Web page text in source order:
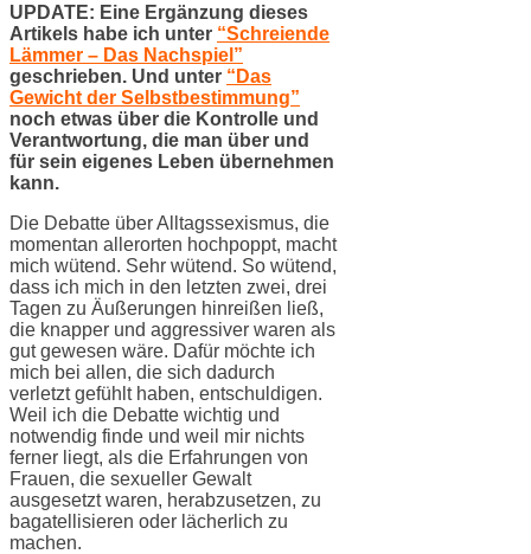
UPDATE: Eine Ergänzung dieses
Artikels habe ich unter “Schreiende
Lämmer – Das Nachspiel”
geschrieben. Und unter “Das
Gewicht der Selbstbestimmung”
noch etwas über die Kontrolle und
Verantwortung, die man über und
für sein eigenes Leben übernehmen
kann.
Die Debatte über Alltagssexismus, die
momentan allerorten hochpoppt, macht
mich wütend. Sehr wütend. So wütend,
dass ich mich in den letzten zwei, drei
Tagen zu Äußerungen hinreißen ließ,
die knapper und aggressiver waren als
gut gewesen wäre. Dafür möchte ich
mich bei allen, die sich dadurch
verletzt gefühlt haben, entschuldigen.
Weil ich die Debatte wichtig und
notwendig finde und weil mir nichts
ferner liegt, als die Erfahrungen von
Frauen, die sexueller Gewalt
ausgesetzt waren, herabzusetzen, zu
bagatellisieren oder lächerlich zu
machen.